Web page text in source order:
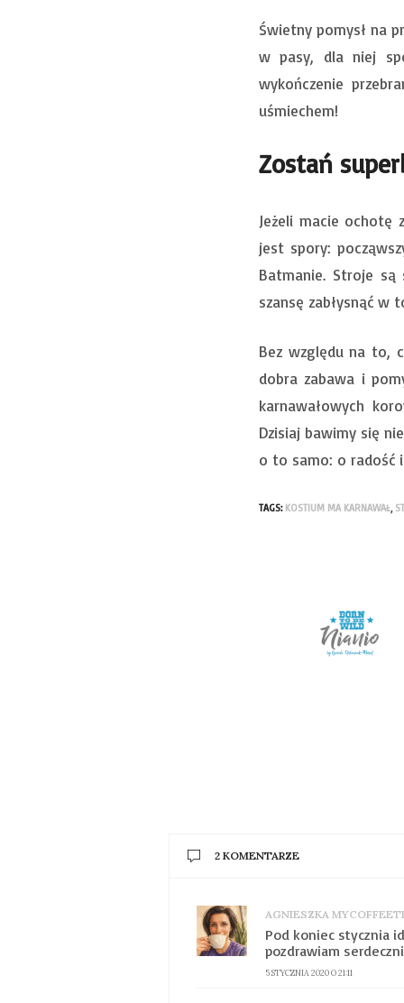
Świetny pomysł na
w pasy, dla niej
wykończenie
uśmiechem!
Zostań
Jeżeli macie ochotę
jest spory:
Batmanie. Stroje są
szansę zabłysnąć w
Bez względu na to,
dobra zabawa i
karnawałowych
Dzisiaj bawimy się
o to samo: o radość i
TAGS: KOSTIUM MA KARNAWAŁ
2 KOMENTARZE
AGNIESZKA
5 STYCZNIA 2020 O 21:11
Pod koniec stycznia
pozdrawiam